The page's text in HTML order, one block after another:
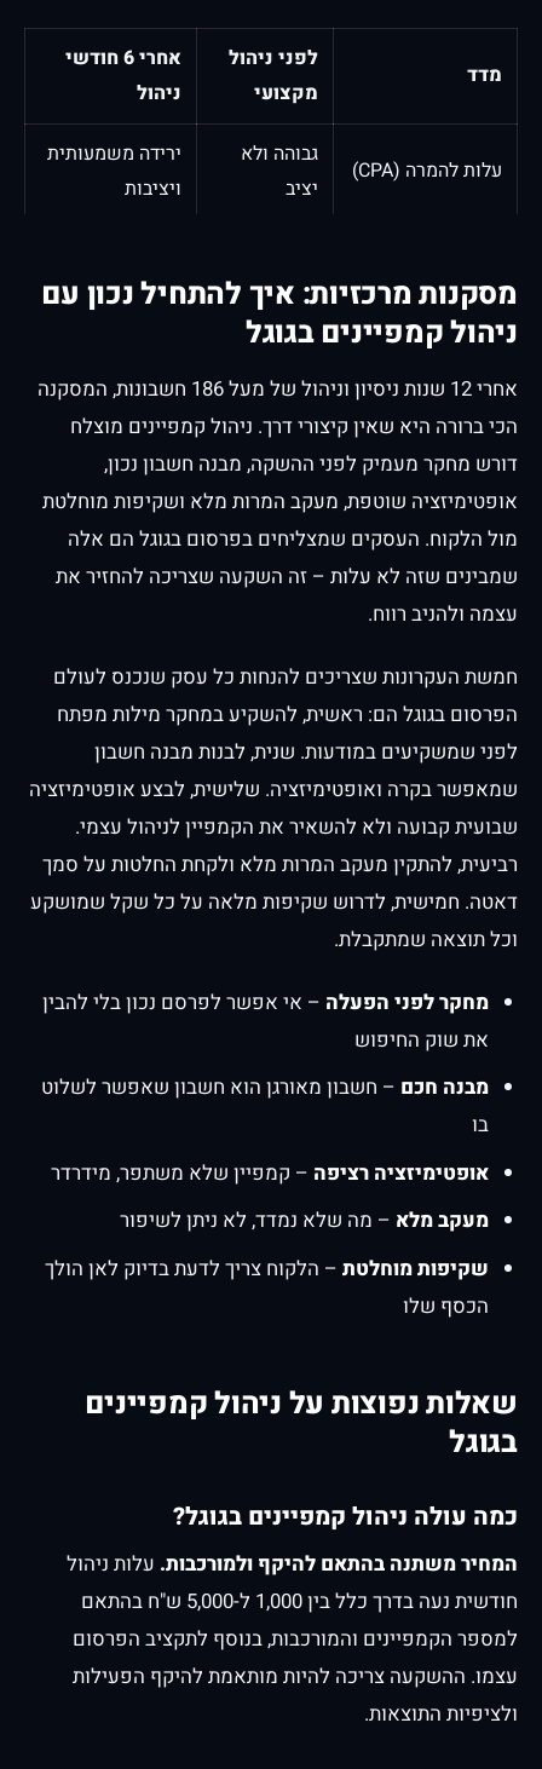
מדד
לפני ניהול
מקצועי
אחרי 6 חודשי
ניהול
עלות להמרה (CPA)
גבוהה ולא
יציב
ירידה משמעותית
ויציבות
(CTR)
הענף
ניקוד איכות
(Quality Score)
אחוז המרות
לא נמדד או
נמוך
מעקב מלא
ושיפור הדרגתי
מסקנות מרכזיות: איך להתחיל נכון עם
ניהול קמפיינים בגוגל
אחרי 12 שנות ניסיון וניהול של מעל 186 חשבונות, המסקנה
הכי ברורה היא שאין קיצורי דרך. ניהול קמפיינים מוצלח
דורש מחקר מעמיק לפני ההשקה, מבנה חשבון נכון,
אופטימיזציה שוטפת, מעקב המרות מלא ושקיפות מוחלטת
מול הלקוח. העסקים שמצליחים בפרסום בגוגל הם אלה
שמבינים שזה לא עלות – זה השקעה שצריכה להחזיר את
עצמה ולהניב רווח.
חמשת העקרונות שצריכים להנחות כל עסק שנכנס לעולם
הפרסום בגוגל הם: ראשית, להשקיע במחקר מילות מפתח
לפני שמשקיעים במודעות. שנית, לבנות מבנה חשבון
שמאפשר בקרה ואופטימיזציה. שלישית, לבצע אופטימיזציה
שבועית קבועה ולא להשאיר את הקמפיין לניהול עצמי.
רביעית, להתקין מעקב המרות מלא ולקחת החלטות על סמך
דאטה. חמישית, לדרוש שקיפות מלאה על כל שקל שמושקע
וכל תוצאה שמתקבלת.
מחקר לפני הפעלה – אי אפשר לפרסם נכון בלי להבין
את שוק החיפוש
מבנה חכם – חשבון מאורגן הוא חשבון שאפשר לשלוט
בו
אופטימיזציה רציפה – קמפיין שלא משתפר, מידרדר
מעקב מלא – מה שלא נמדד, לא ניתן לשיפור
שקיפות מוחלטת– הלקוח צריך לדעת בדיוק לאן הולך
הכסף שלו
שאלות נפוצות על ניהול קמפיינים
בגוגל
כמה עולה ניהול קמפיינים בגוגל?
המחיר משתנה בהתאם להיקף ולמורכבות. עלות ניהול
חודשית נעה בדרך כלל בין 1,000 ל-5,000 ש"ח בהתאם
למספר הקמפיינים והמורכבות, בנוסף לתקציב הפרסום
עצמו. ההשקעה צריכה להיות מותאמת להיקף הפעילות
ולציפיות התוצאות.